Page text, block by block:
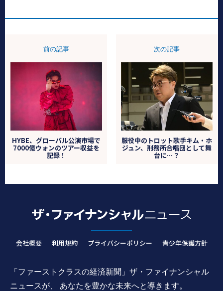
前の記事
HYBE、グローバル公演市場で
7000億ウォンのツアー収益を
記録！
次の記事
服役中のトロット歌手キム・ホ
ジュン、刑務所合唱団として舞
台に⋯？
会社概要 利用規約 プライバシーポリシー 青少年保護方針
「ファーストクラスの経済新聞」ザ・ファイナンシャル
ニュースが、 あなたを豊かな未来へと導きます。